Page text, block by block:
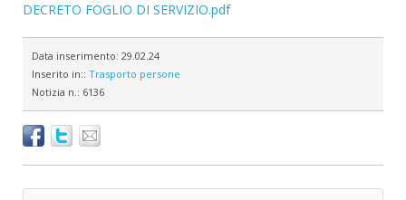
DECRETO FOGLIO DI SERVIZIO.pdf
Data inserimento: 29.02.24
Inserito in:: Trasporto persone
Notizia n.: 6136